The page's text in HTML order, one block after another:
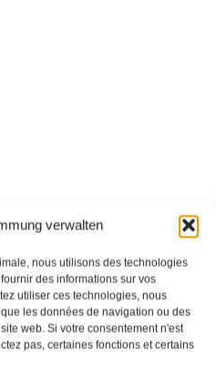
verwalten
nous utilisons des technologies
des informations sur vos
utiliser ces technologies, nous
les données de navigation ou des
web. Si votre consentement n'est
pas, certaines fonctions et certains